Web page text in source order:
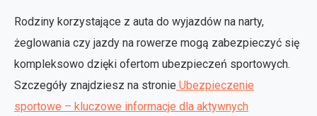
Rodziny korzystające z auta do wyjazdów na narty,
żeglowania czy jazdy na rowerze mogą zabezpieczyć się
kompleksowo dzięki ofertom ubezpieczeń sportowych.
Szczegóły znajdziesz na stronie Ubezpieczenie
sportowe – kluczowe informacje dla aktywnych